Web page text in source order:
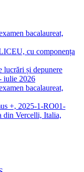
bacalaureat,
cu componența
lucrări și depunere
iulie 2026
bacalaureat,
+, 2025-1-RO01-
Vercelli, Italia,